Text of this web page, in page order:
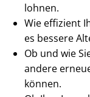
lohnen.
Wie effizient
es bessere
Ob und wie
andere
können.